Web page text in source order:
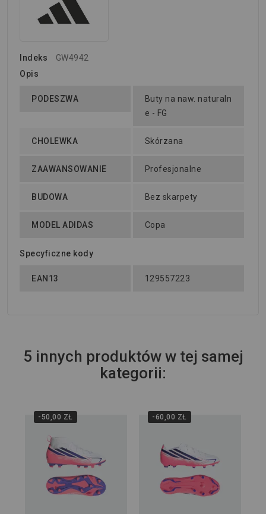
Indeks
GW4942
Opis
PODESZWA
Buty na naw. naturaln
e - FG
CHOLEWKA Skórzana
ZAAWANSOWANIE Profesjonalne
BUDOWA Bez skarpety
MODEL ADIDAS Copa
Specyficzne kody
EAN13 129557223
5 innych produktów w tej samej
kategorii:
-50,00 ZŁ -60,00 ZŁ